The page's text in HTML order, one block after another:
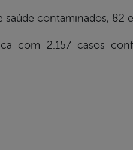
saúde contaminados, 82
com 2.157 casos